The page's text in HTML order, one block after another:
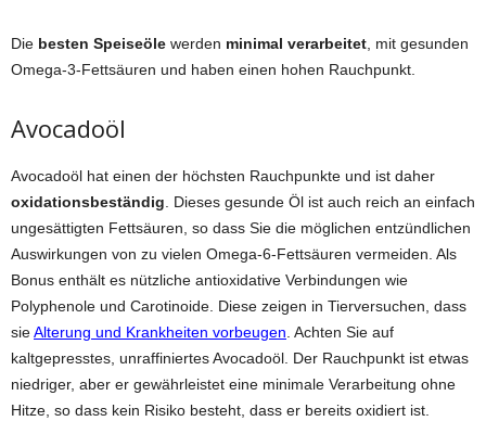
Die besten Speiseöle werden minimal verarbeitet, mit gesunden
Omega-3-Fettsäuren und haben einen hohen Rauchpunkt.
Avocadoöl
Avocadoöl hat einen der höchsten Rauchpunkte und ist daher
oxidationsbeständig. Dieses gesunde Öl ist auch reich an einfach
ungesättigten Fettsäuren, so dass Sie die möglichen entzündlichen
Auswirkungen von zu vielen Omega-6-Fettsäuren vermeiden. Als
Bonus enthält es nützliche antioxidative Verbindungen wie
Polyphenole und Carotinoide. Diese zeigen in Tierversuchen, dass
sieAlterung und Krankheiten vorbeugen. Achten Sie auf
kaltgepresstes, unraffiniertes Avocadoöl. Der Rauchpunkt ist etwas
niedriger, aber er gewährleistet eine minimale Verarbeitung ohne
Hitze, so dass kein Risiko besteht, dass er bereits oxidiert ist.